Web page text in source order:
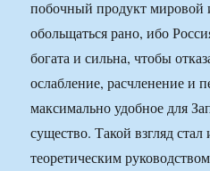
побочный продукт мировой
обольщаться рано, ибо
богата и сильна, чтобы
ослабление, расчленение и
максимально удобное для
существо. Такой взгляд
теоретическим